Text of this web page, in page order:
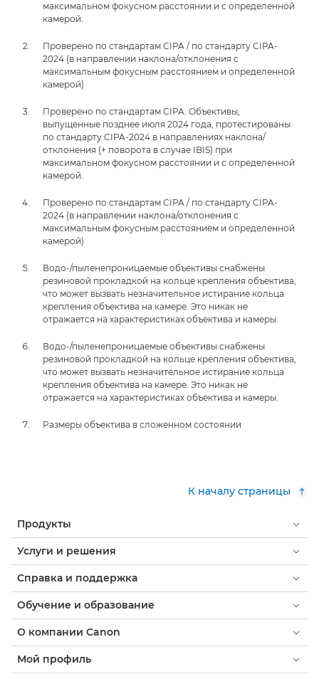
максимальном фокусном расстоянии и с определенной
камерой.
Проверено по стандартам CIPA / по стандарту CIPA-
2024 (в направлении наклона/отклонения с
максимальным фокусным расстоянием и определенной
камерой)
Проверено по стандартам CIPA. Объективы,
выпущенные позднее июля 2024 года, протестированы
по стандарту CIPA-2024 в направлениях наклона/
отклонения (+ поворота в случае IBIS) при
максимальном фокусном расстоянии и с определенной
камерой.
Проверено по стандартам CIPA / по стандарту CIPA-
2024 (в направлении наклона/отклонения с
максимальным фокусным расстоянием и определенной
камерой)
Водо-/пыленепроницаемые объективы снабжены
резиновой прокладкой на кольце крепления объектива,
что может вызвать незначительное истирание кольца
крепления объектива на камере. Это никак не
отражается на характеристиках объектива и камеры.
Водо-/пыленепроницаемые объективы снабжены
резиновой прокладкой на кольце крепления объектива,
что может вызвать незначительное истирание кольца
крепления объектива на камере. Это никак не
отражается на характеристиках объектива и камеры.
Размеры объектива в сложенном состоянии
К началу страницы
Продукты
Услуги и решения
Справка и поддержка
Обучение и образование
О компании Canon
Мой профиль